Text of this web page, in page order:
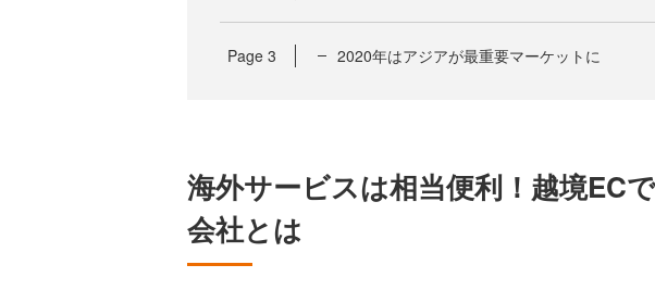
Page 3 2020年はアジアが最重要マーケットに
海外サービスは相当便利！越境EC
会社とは